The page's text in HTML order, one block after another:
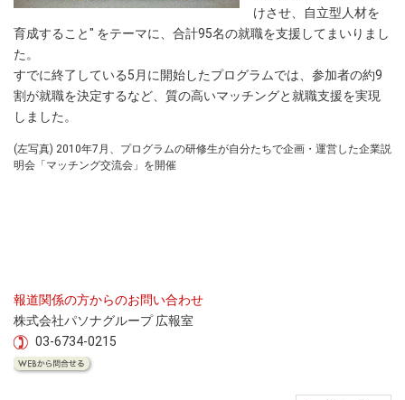
けさせ、自立型人材を
育成すること" をテーマに、合計95名の就職を支援してまいりまし
た。
すでに終了している5月に開始したプログラムでは、参加者の約9
割が就職を決定するなど、質の高いマッチングと就職支援を実現
しました。
(左写真) 2010年7月、プログラムの研修生が自分たちで企画・運営した企業説
明会「マッチング交流会」を開催
報道関係の方からのお問い合わせ
株式会社パソナグループ 広報室
03-6734-0215